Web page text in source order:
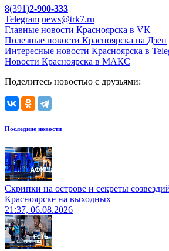
8(391)2-900-333
Telegram news@trk7.ru
Главные новости Красноярска в VK
Полезные новости Красноярска на Дзен
Интересные новости Красноярска в
Новости Красноярска в МАКС
Поделитесь новостью с друзьями:
Последние новости
Скрипки на острове и секреты
Красноярске на выходных
21:37, 06.08.2026